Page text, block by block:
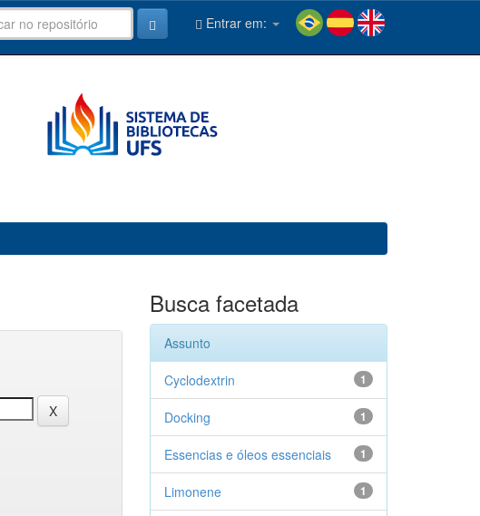
Entrar em:
Busca facetada
Assunto
1
Cyclodextrin
1
Docking
1
Essencias e óleos essenciais
1
Limonene